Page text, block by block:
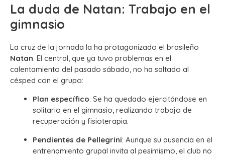
La duda de Natan: Trabajo en el
gimnasio
La cruz de la jornada la ha protagonizado el brasileño
Natan. El central, que ya tuvo problemas en el
calentamiento del pasado sábado, no ha saltado al
césped con el grupo:
Plan específico: Se ha quedado ejercitándose en
solitario en el gimnasio, realizando trabajo de
recuperación y fisioterapia.
Pendientes de Pellegrini: Aunque su ausencia en el
entrenamiento grupal invita al pesimismo, el club no